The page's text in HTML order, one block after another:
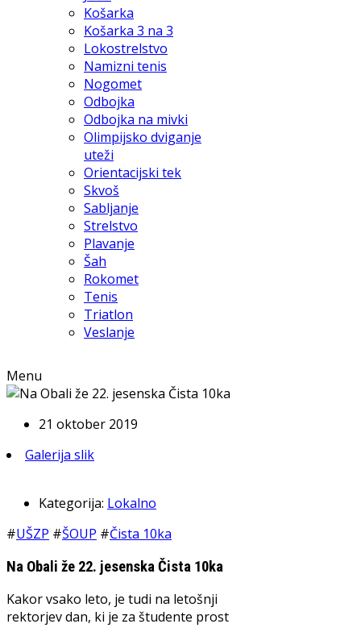
Košarka
Košarka 3 na 3
Lokostrelstvo
Namizni tenis
Nogomet
Odbojka
Odbojka na mivki
Olimpijsko dviganje
uteži
Orientacijski tek
Skvoš
Sabljanje
Strelstvo
Plavanje
Šah
Rokomet
Tenis
Triatlon
Veslanje
Menu
21 oktober 2019
Galerija slik
Kategorija: Lokalno
#UŠZP #ŠOUP #Čista 10ka
Na Obali že 22. jesenska Čista 10ka
Kakor vsako leto, je tudi na letošnji
rektorjev dan, ki je za študente prost